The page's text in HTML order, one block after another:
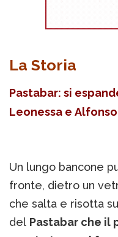
La Storia
Pastabar: si
Leonessa e
Un lungo bancone
fronte, dietro un
che salta e risotta
del Pastabar che il